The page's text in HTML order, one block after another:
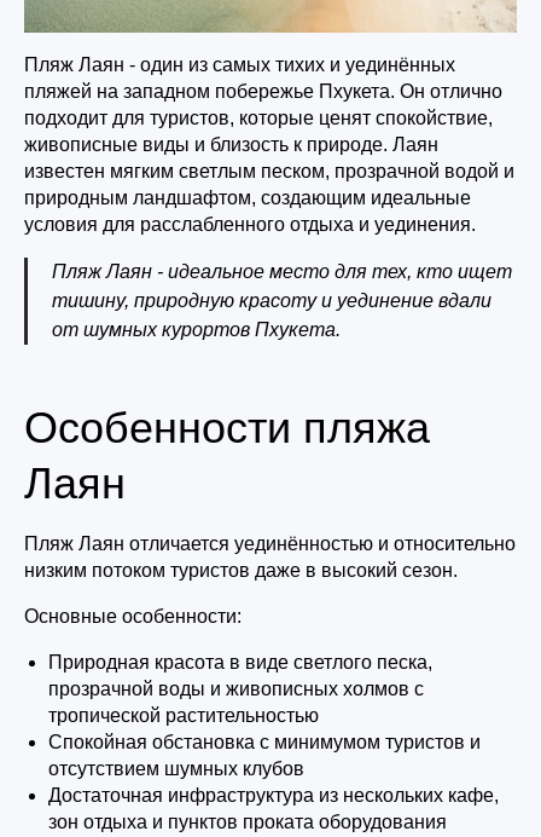
Пляж Лаян - один из самых тихих и уединённых
пляжей на западном побережье Пхукета. Он отлично
подходит для туристов, которые ценят спокойствие,
живописные виды и близость к природе. Лаян
известен мягким светлым песком, прозрачной водой и
природным ландшафтом, создающим идеальные
условия для расслабленного отдыха и уединения.
Пляж Лаян - идеальное место для тех, кто ищет
тишину, природную красоту и уединение вдали
от шумных курортов Пхукета.
Особенности пляжа
Лаян
Пляж Лаян отличается уединённостью и относительно
низким потоком туристов даже в высокий сезон.
Основные особенности:
Природная красота в виде светлого песка,
прозрачной воды и живописных холмов с
тропической растительностью
Спокойная обстановка с минимумом туристов и
отсутствием шумных клубов
Достаточная инфраструктура из нескольких кафе,
зон отдыха и пунктов проката оборудования